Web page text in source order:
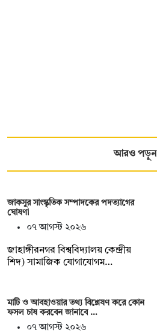
আরও পড়ুন
জাকসুর সাংস্কৃতিক সম্পাদকের পদত্যাগের
ঘোষণা
০৭ আগস্ট ২০২৬
‎জাহাঙ্গীরনগর বিশ্ববিদ্যালয় কেন্দ্রীয়
শিদ) সামাজিক যোগাযোগম…
মাটি ও আবহাওয়ার তথ্য বিশ্লেষণ করে কোন
ফসল চাষ করবেন জানাবে …
০৭ আগস্ট ২০২৬